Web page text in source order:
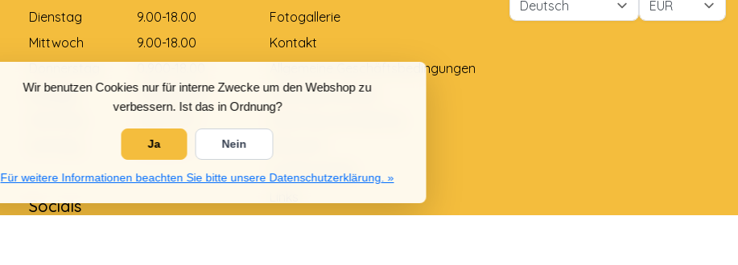
Wir benutzen Cookies nur für interne Zwecke um den Webshop zu
verbessern. Ist das in Ordnung?
Ja Nein
Für weitere Informationen beachten Sie bitte unsere Datenschutzerklärung. »
Dienstag
9.00-18.00
Mittwoch
9.00-18.00
Freitag
0.900-18.00
Gesloten
Socials
Fotogallerie
Kontakt
Allgemeine Geschäftsbedingungen
Zahlungsmethode
Größentabelle